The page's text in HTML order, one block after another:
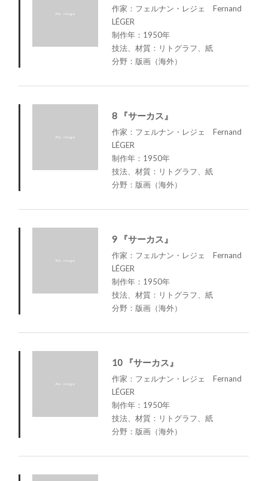
作家：フェルナン・レジェ Fernand
LÉGER
制作年：1950年
技法、材質：リトグラフ、紙
分野：版画（海外）
8 『サーカス』
作家：フェルナン・レジェ Fernand
LÉGER
制作年：1950年
技法、材質：リトグラフ、紙
分野：版画（海外）
9 『サーカス』
作家：フェルナン・レジェ Fernand
LÉGER
制作年：1950年
技法、材質：リトグラフ、紙
分野：版画（海外）
10 『サーカス』
作家：フェルナン・レジェ Fernand
LÉGER
制作年：1950年
技法、材質：リトグラフ、紙
分野：版画（海外）